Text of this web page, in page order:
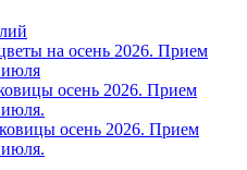
на осень 2026. Прием
июля
осень 2026. Прием
июля.
осень 2026. Прием
июля.